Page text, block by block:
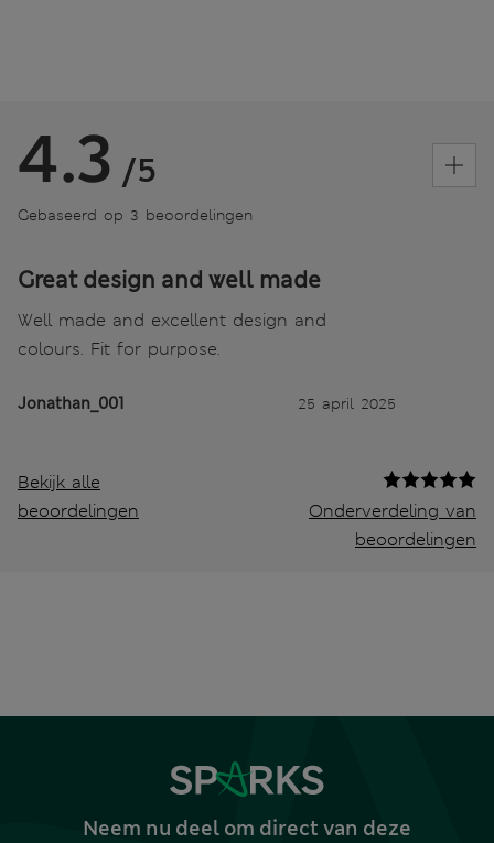
4.3 /5
Gebaseerd op 3 beoordelingen
Great design and well made
Well made and excellent design and
colours. Fit for purpose.
Jonathan_001 25 april 2025
Bekijk alle
beoordelingen
Onderverdeling van
beoordelingen
Neem nu deel om direct van deze